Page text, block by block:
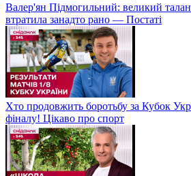
Валер'ян Підмогильний: великий
втратила занадто рано — Постаті
Хто продовжить боротьбу за Кубок
фіналу! Цікаво про спорт